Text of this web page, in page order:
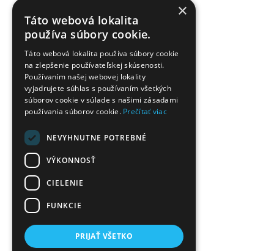
×
Táto webová lokalita
používa súbory cookie.
Táto webová lokalita používa súbory cookie
na zlepšenie používateľskej skúsenosti.
Používaním našej webovej lokality
vyjadrujete súhlas s používaním všetkých
súborov cookie v súlade s našimi zásadami
používania súborov cookie. Prečítať viac
NEVYHNUTNE POTREBNÉ
VÝKONNOSŤ
CIELENIE
FUNKCIE
PRIJAŤ VŠETKO